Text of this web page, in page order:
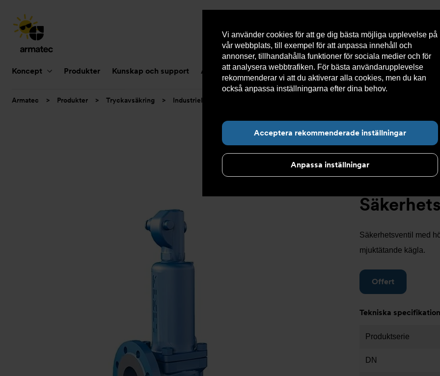
Vi använder cookies för att ge dig bästa möjliga upplevelse på
vår webbplats, till exempel för att anpassa innehåll och
annonser, tillhandahålla funktioner för sociala medier och för
att analysera webbtrafiken. För bästa användarupplevelse
rekommenderar vi att du aktiverar alla cookies, men du kan
också anpassa inställningarna efter dina behov.
Acceptera rekommenderade inställningar
Anpassa inställningar
Koncept Produkter Kunskap och support Aktuellt Om Armatec Hållbarhet Kontakta oss
Hitta det du letar
Du
Armatec > Produkter > Tryckavsäkring > Industriella säkerhetsventiler
Säkerhetsventil med
mjuktätande kägla.
Offert
Tekniska
Produktserie
DN